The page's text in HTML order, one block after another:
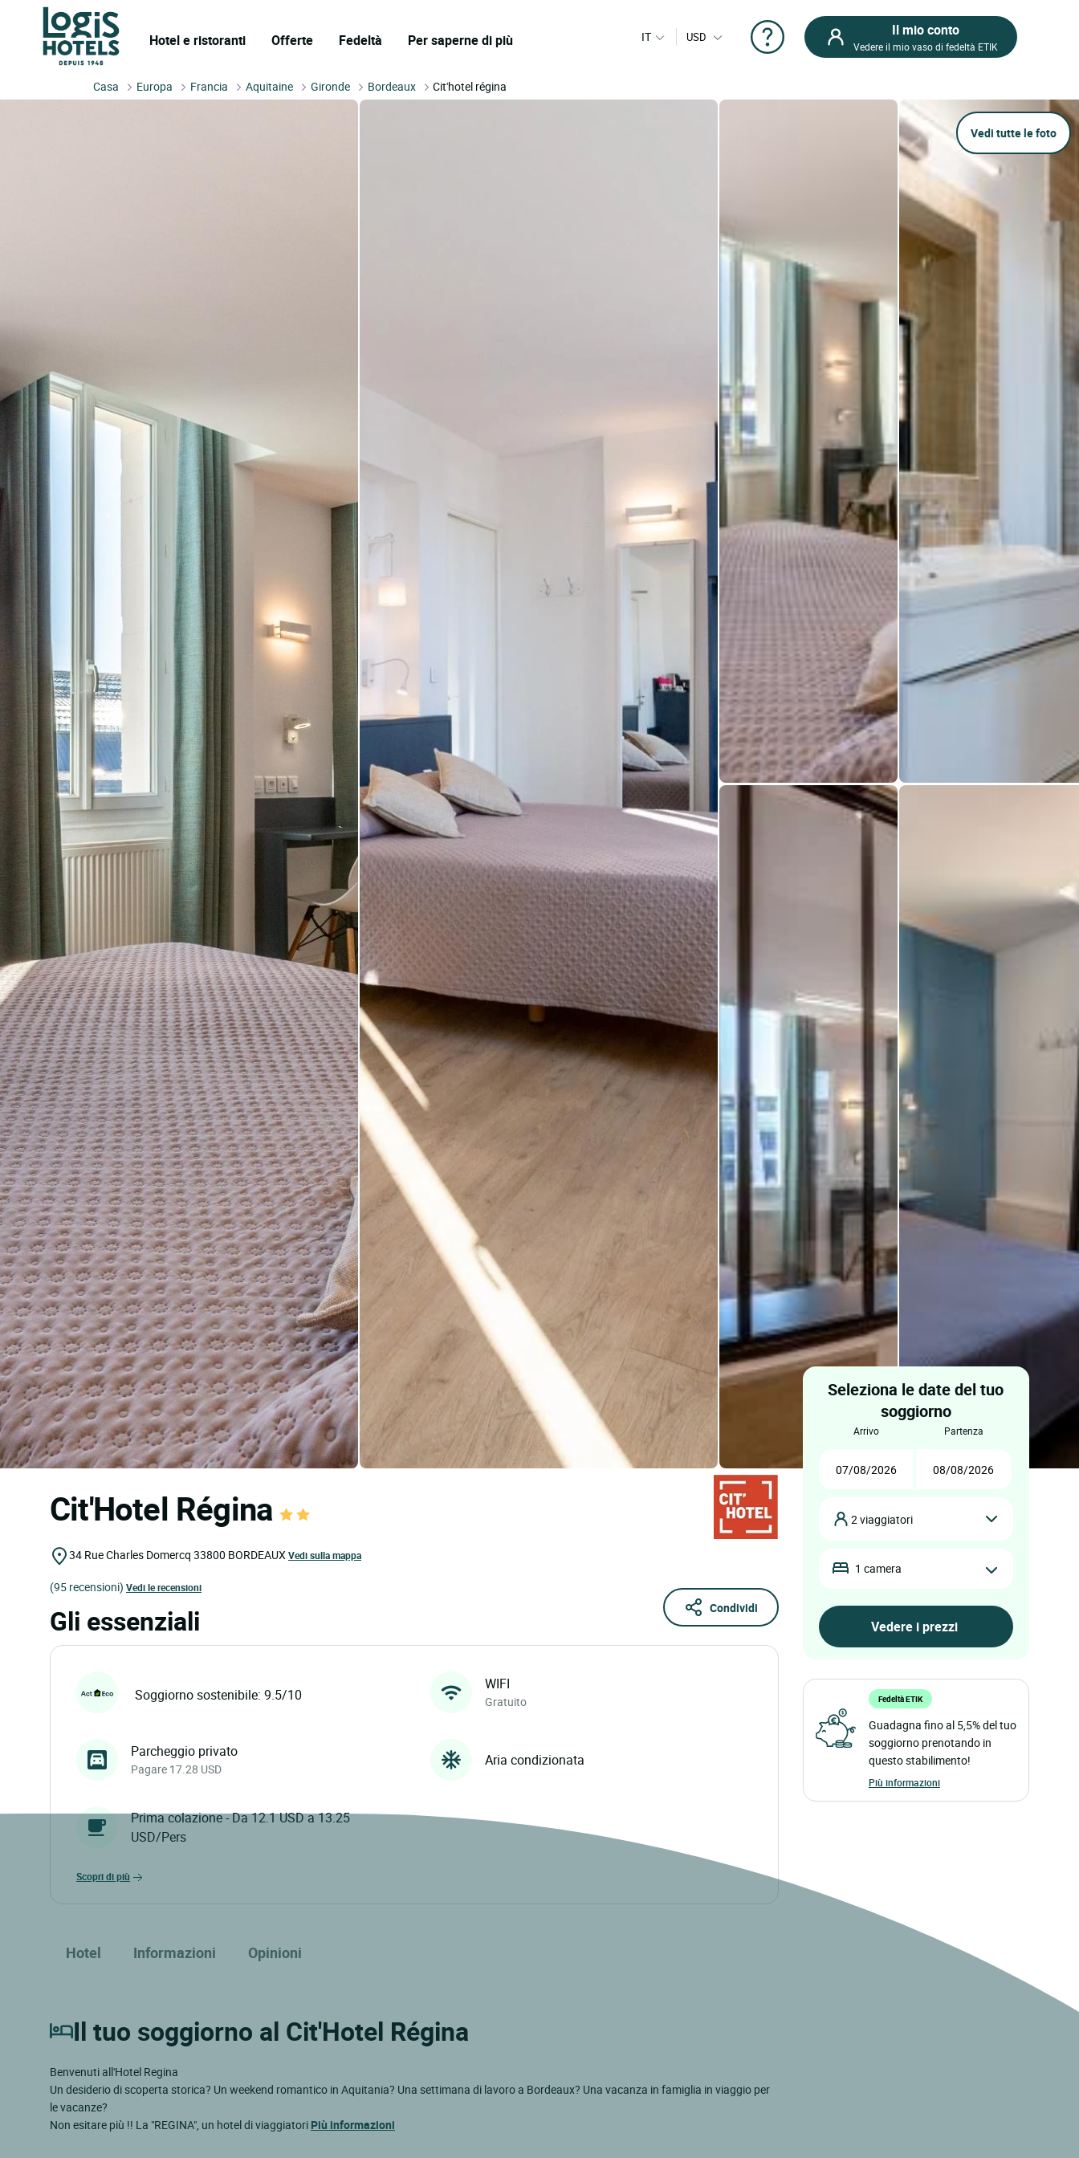
Hotel e ristoranti Offerte Fedeltà Per saperne di più IT USD Il mio conto
Vedere il mio vaso di fedeltà ETIK
Casa Europa Francia Aquitaine Gironde Bordeaux Cit'hotel régina
Vedi tutte le foto
Cit'Hotel Régina
34 Rue Charles Domercq 33800 BORDEAUXVedi sulla mappa
(95 recensioni) Vedi le recensioni
Condividi
Gli essenziali
Soggiorno sostenibile: 9.5/10
WIFI
Gratuito
Parcheggio privato
Pagare 17.28 USD
Aria condizionata
Prima colazione - Da 12.1 USD a 13.25
USD/Pers
scopri di più
Hotel Informazioni Opinioni
Il tuo soggiorno al Cit'Hotel Régina
Benvenuti all'Hotel Regina
Un desiderio di scoperta storica? Un weekend romantico in Aquitania? Una settimana di lavoro a Bordeaux? Una vacanza in famiglia in viaggio per
le vacanze?
Non esitare più !! La "REGINA", un hotel di viaggiatori Più informazioni
Seleziona le date del tuo
soggiorno
arrivo partenza
2 viaggiatori
1 camera
Fedeltà ETIK
Guadagna fino al 5,5% del tuo
soggiorno prenotando in
questo stabilimento!
Più informazioni